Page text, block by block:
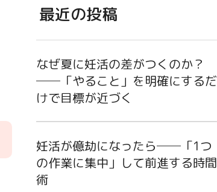
最近の投稿
なぜ夏に妊活の差がつくのか？
──「やること」を明確にするだ
けで目標が近づく
妊活が億劫になったら──「1つ
の作業に集中」して前進する時間
術